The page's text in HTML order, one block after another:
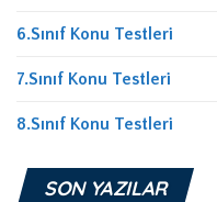
6.Sınıf Konu Testleri
7.Sınıf Konu Testleri
8.Sınıf Konu Testleri
SON YAZILAR